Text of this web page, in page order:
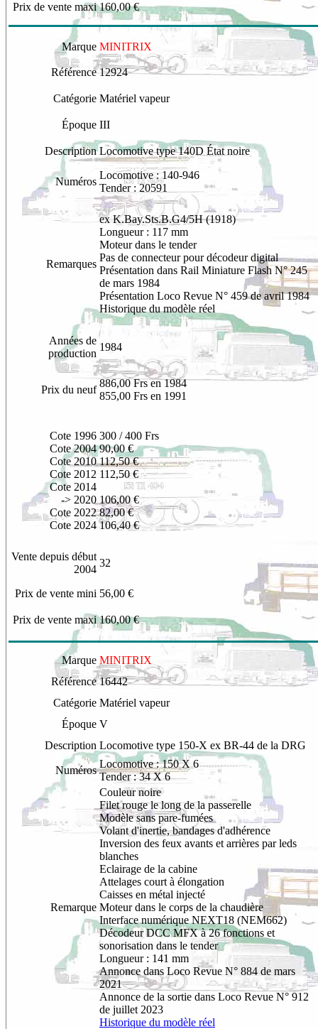
Prix de vente maxi 160,00 €
Marque MINITRIX
Référence 12924
Catégorie Matériel vapeur
Époque III
Description Locomotive type 140D État noire
Numéros
Locomotive : 140-946
Tender : 20591
Remarques
ex K.Bay.Sts.B.G4/5H (1918)
Longueur : 117 mm
Moteur dans le tender
Pas de connecteur pour décodeur digital
Présentation dans Rail Miniature Flash N° 245
de mars 1984
Présentation Loco Revue N° 459 de avril 1984
Historique du modèle réel
Années de
production
1984
Prix du neuf
886,00 Frs en 1984
855,00 Frs en 1991
Cote 1996
Cote 2004
Cote 2010
Cote 2012
Cote 2014
-> 2020
Cote 2022
Cote 2024
300 / 400 Frs
90,00 €
112,50 €
112,50 €
106,00 €
82,00 €
106,40 €
Vente depuis début
2004
32
Prix de vente mini 56,00 €
Prix de vente maxi 160,00 €
Marque MINITRIX
Référence 16442
Catégorie Matériel vapeur
Époque V
Description Locomotive type 150-X ex BR-44 de la DRG
Numéros
Locomotive : 150 X 6
Tender : 34 X 6
Remarque
Couleurnoire
Filet rouge le long de la passerelle
Modèle sans pare-fumées
Volant d'inertie, bandages d'adhérence
Inversion des feux avants et arrières par leds
blanches
Eclairage de la cabine
Attelages court à élongation
Caisses en métal injecté
Moteur dans le corps de la chaudière
Interface numérique NEXT18 (NEM662)
Décodeur DCC MFX à 26 fonctions et
sonorisation dans le tender
Longueur : 141 mm
Annonce dans Loco Revue N° 884 de mars
2021
Annonce de la sortie dans Loco Revue N° 912
de juillet 2023
Historique du modèle réel